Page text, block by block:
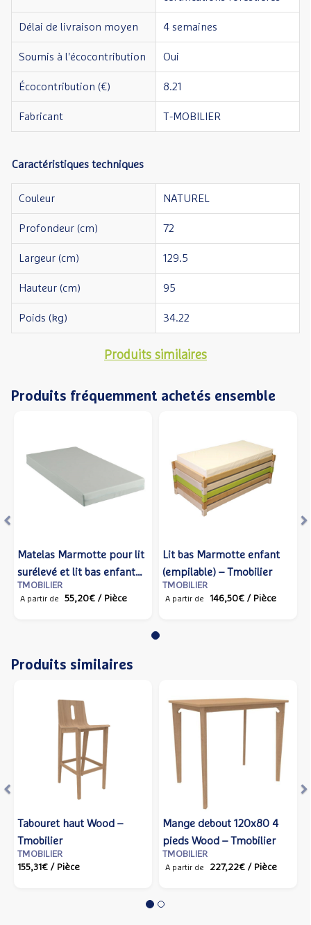
Délai de livraison moyen 4 semaines
Soumis à l'écocontribution Oui
Écocontribution (€) 8.21
Fabricant T-MOBILIER
Caractéristiques techniques
Couleur NATUREL
Profondeur (cm) 72
Largeur (cm) 129.5
Hauteur (cm) 95
Poids (kg) 34.22
Produits similaires
Produits fréquemment achetés ensemble
Matelas Marmotte pour lit
surélevé et lit bas enfant
120x60 – Tmobilier
TMOBILIER
A partir de 55,20€ / Pièce
Lit bas Marmotte enfant
(empilable) – Tmobilier
TMOBILIER
A partir de 146,50€ / Pièce
Produits similaires
Chaise Wood piètement
bois Naturel – Tmobilier
TMOBILIER
93,39€/ Pièce
Table 120x80 4 pieds
Wood – Tmobilier
TMOBILIER
A partir de 209,77€/ Pièce
Table 80x80 4 pieds
Adell – Tmobilier
TMOBILIER
A partir de